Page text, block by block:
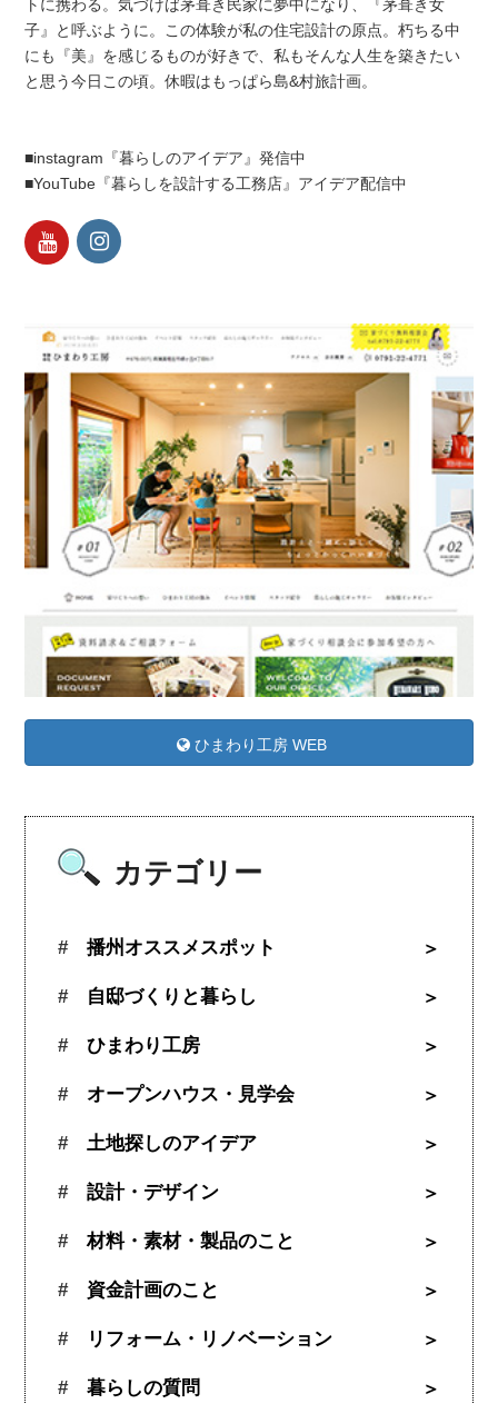
トに携わる。気づけば茅葺き民家に夢中になり、『茅葺き女
子』と呼ぶように。この体験が私の住宅設計の原点。朽ちる中
にも『美』を感じるものが好きで、私もそんな人生を築きたい
と思う今日この頃。休暇はもっぱら島&村旅計画。
■instagram『暮らしのアイデア』発信中
■YouTube『暮らしを設計する工務店』アイデア配信中
ひまわり工房 WEB
カテゴリー
播州オススメスポット
自邸づくりと暮らし
ひまわり工房
オープンハウス・見学会
土地探しのアイデア
設計・デザイン
材料・素材・製品のこと
資金計画のこと
リフォーム・リノベーション
暮らしの質問